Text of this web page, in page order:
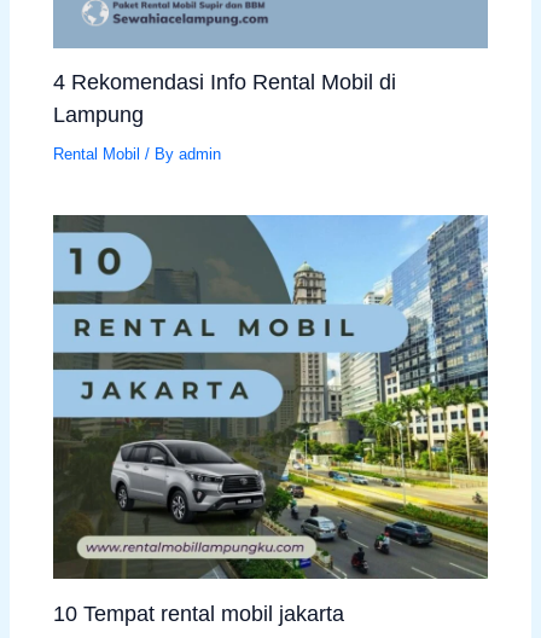
4 Rekomendasi Info Rental Mobil di
Lampung
Rental Mobil / Byadmin
10 Tempat rental mobil jakarta